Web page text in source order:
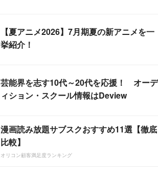
【夏アニメ2026】7月期夏の新アニメを一
挙紹介！
芸能界を志す10代～20代を応援！ オーデ
ィション・スクール情報はDeview
漫画読み放題サブスクおすすめ11選【徹底
比較】
オリコン顧客満足度ランキング